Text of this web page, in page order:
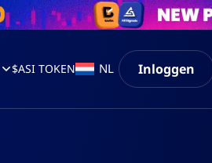
$ASI TOKEN NL Inloggen